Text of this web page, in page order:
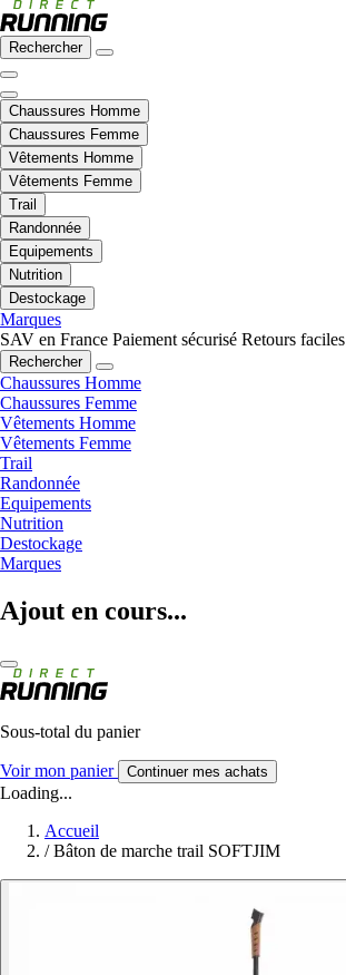
Rechercher
Chaussures Homme
Chaussures Femme
Vêtements Homme
Vêtements Femme
Trail
Randonnée
Equipements
Nutrition
Destockage
Marques
SAV en France Paiement sécurisé Retours faciles
Rechercher
Chaussures Homme
Chaussures Femme
Vêtements Homme
Vêtements Femme
Trail
Randonnée
Equipements
Nutrition
Destockage
Marques
Ajout en cours...
Sous-total du panier
Voir mon panier Continuer mes achats
Loading...
Accueil
/ Bâton de marche trail SOFTJIM